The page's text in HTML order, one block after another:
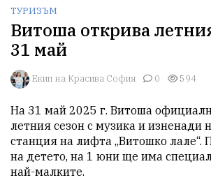
ТУРИЗЪМ
Витоша открива
31 май
Екип на Красива София 0 594
На 31 май 2025 г. Витоша
летния сезон с музика и изненади
станция на лифта „Витошко лале“.
на детето, на 1 юни ще има
най-малките.